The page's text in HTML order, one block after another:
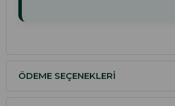
ÖDEME SEÇENEKLERI